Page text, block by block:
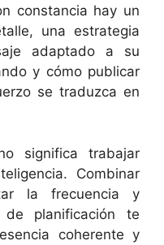
constancia hay un
una estrategia
adaptado a su
y cómo publicar
se traduzca en
significa trabajar
Combinar
la frecuencia y
de planificación te
coherente y